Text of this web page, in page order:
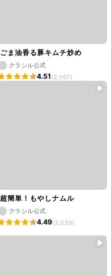
ごま油香る豚キムチ炒め
クラシル公式
4.51(2,097)
超簡単！もやしナムル
クラシル公式
4.49(3,039)